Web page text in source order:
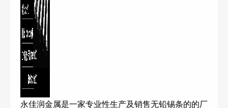
永佳润金属是一家专业性生产及销售无铅锡条的的厂